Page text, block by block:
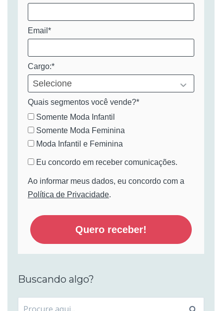
Email*
Cargo:*
Quais segmentos você vende?*
Somente Moda Infantil
Somente Moda Feminina
Moda Infantil e Feminina
Eu concordo em receber comunicações.
Ao informar meus dados, eu concordo com a
Política de Privacidade.
Quero receber!
Buscando algo?
Procurar